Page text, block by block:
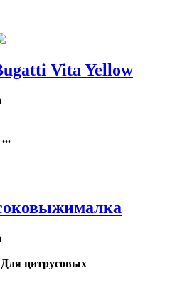
Vita Yellow
...
цитрусовых